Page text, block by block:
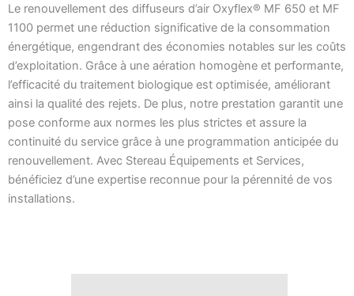
Le renouvellement des diffuseurs d’air Oxyflex® MF 650 et MF
1100 permet une réduction significative de la consommation
énergétique, engendrant des économies notables sur les coûts
d’exploitation. Grâce à une aération homogène et performante,
l’efficacité du traitement biologique est optimisée, améliorant
ainsi la qualité des rejets. De plus, notre prestation garantit une
pose conforme aux normes les plus strictes et assure la
continuité du service grâce à une programmation anticipée du
renouvellement. Avec Stereau Équipements et Services,
bénéficiez d’une expertise reconnue pour la pérennité de vos
installations.